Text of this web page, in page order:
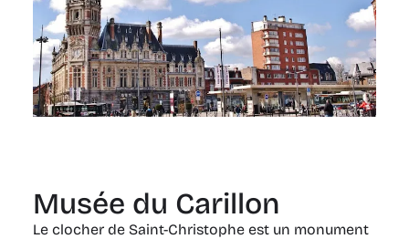
Musée du Carillon
Le clocher de Saint-Christophe est un monument